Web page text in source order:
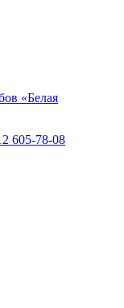
«Белая
605-78-08